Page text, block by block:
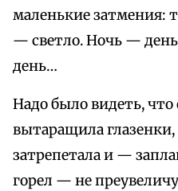
маленькие затмения:
— светло. Ночь —
день…
Надо было видеть,
вытаращила глазенки,
затрепетала и —
горел — не